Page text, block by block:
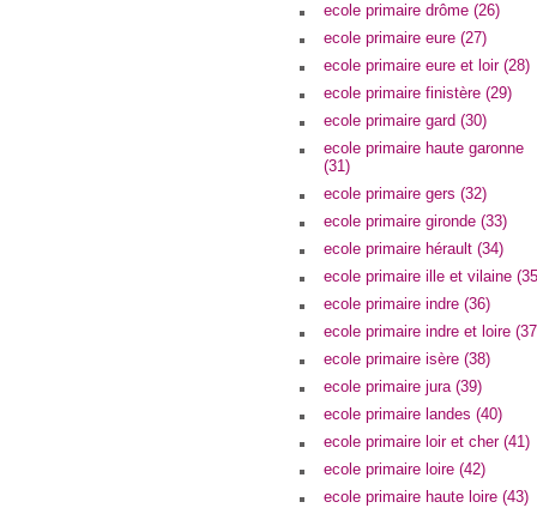
ecole primaire drôme (26)
ecole primaire eure (27)
ecole primaire eure et loir (28)
ecole primaire finistère (29)
ecole primaire gard (30)
ecole primaire haute garonne
(31)
ecole primaire gers (32)
ecole primaire gironde (33)
ecole primaire hérault (34)
ecole primaire ille et vilaine
ecole primaire indre (36)
ecole primaire indre et loire
ecole primaire isère (38)
ecole primaire jura (39)
ecole primaire landes (40)
ecole primaire loir et cher (41)
ecole primaire loire (42)
ecole primaire haute loire (43)